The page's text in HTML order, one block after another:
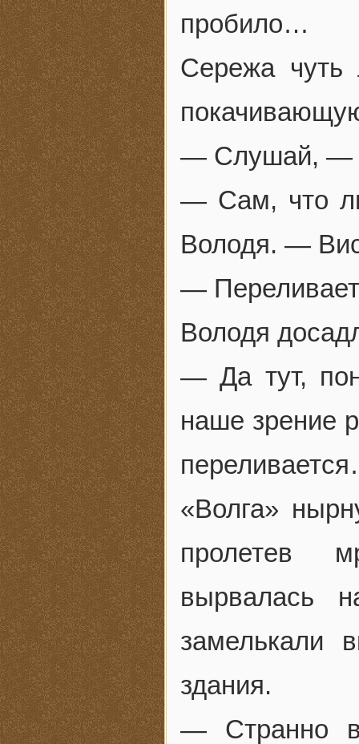
пробило…
Сережа чуть
— Слушай, —
— Сам, что
Володя. —
—
Володя
— Да тут,
наше зрение
«Волга»
пролетев
вырвалась
замелькали
здания.
— Странно